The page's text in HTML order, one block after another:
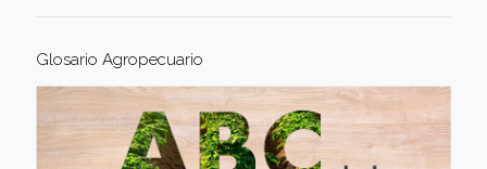
Glosario Agropecuario